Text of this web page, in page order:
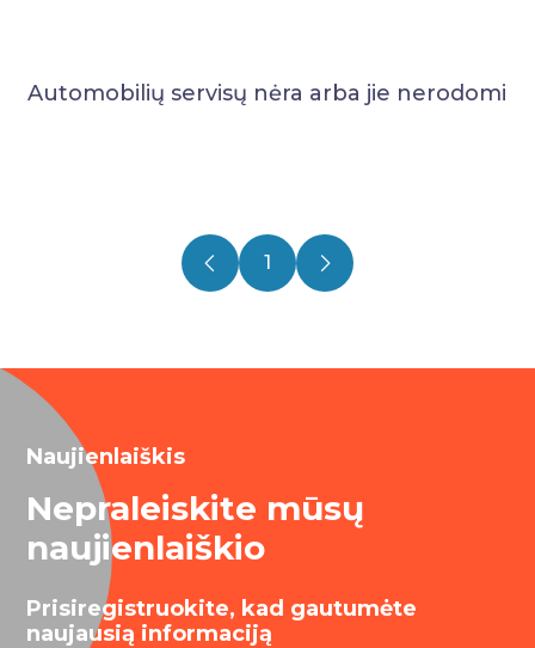
Automobilių servisų nėra arba jie nerodomi
1
Naujienlaiškis
Nepraleiskite mūsų
naujienlaiškio
Prisiregistruokite, kad gautumėte
naujausią informaciją